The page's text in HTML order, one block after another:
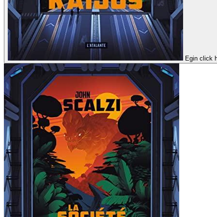
Egin click